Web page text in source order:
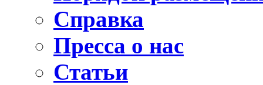
Справка
Пресса о нас
Статьи